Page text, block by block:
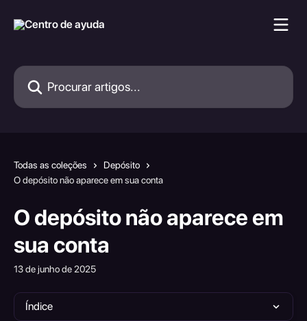
Procurar artigos...
Todas as coleções
Depósito
O depósito não aparece em sua conta
O depósito não aparece em
sua conta
13 de junho de 2025
Índice